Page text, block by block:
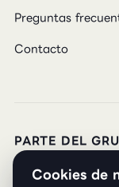
Preguntas
Contacto
PARTE DEL
SEOCOM· SEO y
Cookies de